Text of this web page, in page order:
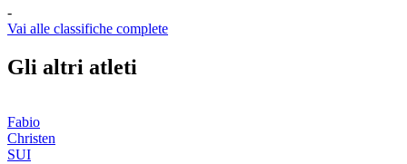
-
Vai alle classifiche complete
Gli altri atleti
Fabio
Christen
SUI